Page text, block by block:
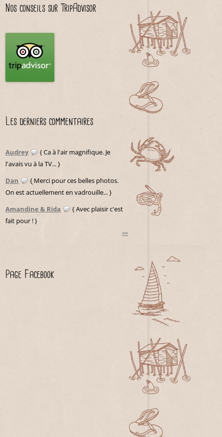
Nos conseils sur TripAdvisor
Les derniers commentaires
Audrey
{ Ca à l'air magnifique. Je
l'avais vu à la TV... }
Dan
{ Merci pour ces belles photos.
On est actuellement en vadrouille... }
Amandine & Rida
{ Avec plaisir c'est
fait pour ! }
»»
Page Facebook